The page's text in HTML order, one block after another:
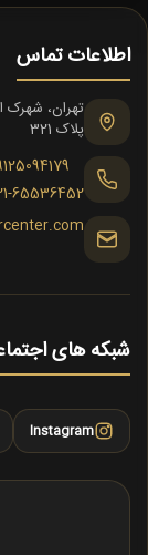
اطلاعات تماس
پلاک 321
65536452
شبکه های
Instagram